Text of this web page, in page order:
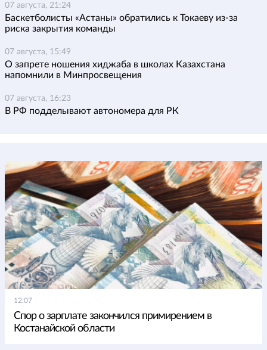
07 августа, 21:24
Баскетболисты «Астаны» обратились к Токаеву из-за
риска закрытия команды
07 августа, 15:49
О запрете ношения хиджаба в школах Казахстана
напомнили в Минпросвещения
07 августа, 16:23
В РФ подделывают автономера для РК
12:07
Спор о зарплате закончился примирением в
Костанайской области